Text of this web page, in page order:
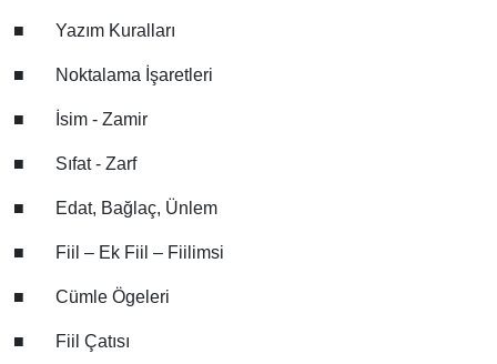
■ Yazım Kuralları
■ Noktalama İşaretleri
■ İsim - Zamir
■ Sıfat - Zarf
■ Edat, Bağlaç, Ünlem
■ Fiil – Ek Fiil – Fiilimsi
■ Cümle Ögeleri
■ Fiil Çatısı